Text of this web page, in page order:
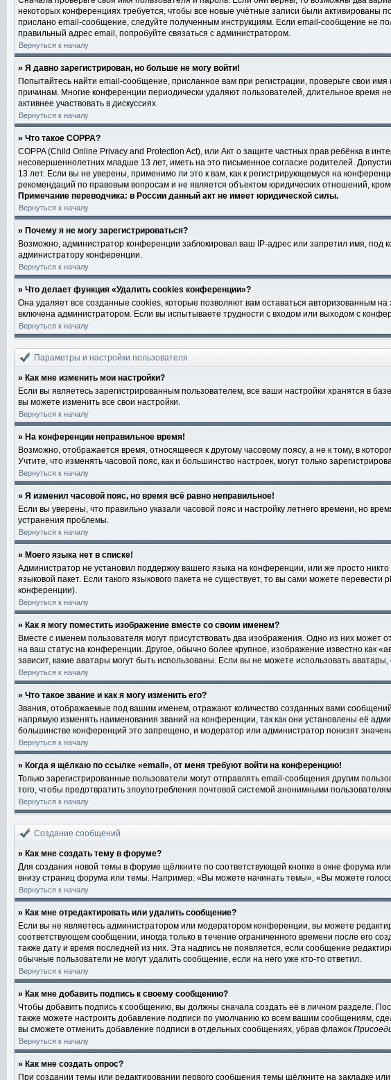
некоторых конференциях требуется, чтобы все новые учётные записи были активированы
прислано email-сообщение, следуйте полученным инструкциям. Если email-сообщение не
правильный адрес email, попробуйте связаться с администратором.
Вернуться к началу
» Я давно зарегистрирован, но больше не могу войти!
Попытайтесь найти email-сообщение, присланное вам при регистрации, проверьте свои
причинам. Многие конференции периодически удаляют пользователей, длительное время
активнее участвовать в дискуссиях.
Вернуться к началу
» Что такое COPPA?
COPPA (Child Online Privacy and Protection Act), или Акт о защите частных прав ребёнка в
несовершеннолетних младше 13 лет, иметь на это письменное согласие родителей.
13 лет. Если вы не уверены, применимо ли это к вам, как к регистрирующемуся на
рекомендаций по правовым вопросам и не является объектом юридических отношений,
Примечание переводчика: в России данный акт не имеет юридической силы.
Вернуться к началу
» Почему я не могу зарегистрироваться?
Возможно, администратор конференции заблокировал ваш IP-адрес или запретил имя, под
администратору конференции.
Вернуться к началу
» Что делает функция «Удалить cookies конференции»?
Она удаляет все созданные cookies, которые позволяют вам оставаться авторизованным
включена администратором. Если вы испытываете трудности с входом или выходом с
Вернуться к началу
Параметры и настройки пользователя
» Как мне изменить мои настройки?
Если вы являетесь зарегистрированным пользователем, все ваши настройки хранятся в
вы можете изменить все свои настройки.
Вернуться к началу
» На конференции неправильное время!
Возможно, отображается время, относящееся к другому часовому поясу, а не к тому, в
Учтите, что изменять часовой пояс, как и большинство настроек, могут только
Вернуться к началу
» Я изменил часовой пояс, но время всё равно неправильное!
Если вы уверены, что правильно указали часовой пояс и настройку летнего времени, но
устранения проблемы.
Вернуться к началу
» Моего языка нет в списке!
Администратор не установил поддержку вашего языка на конференции, или же просто
языковой пакет. Если такого языкового пакета не существует, то вы сами можете
конференции).
Вернуться к началу
» Как я могу поместить изображение вместе со своим именем?
Вместе с именем пользователя могут присутствовать два изображения. Одно из них может
на ваш статус на конференции. Другое, обычно более крупное, изображение известно как
зависит, какие аватары могут быть использованы. Если вы не можете использовать
Вернуться к началу
» Что такое звание и как я могу изменить его?
Звания, отображаемые под вашим именем, отражают количество созданных вами
напрямую изменять наименования званий на конференции, так как они установлены её
большинстве конференций это запрещено, и модератор или администратор понизят
Вернуться к началу
» Когда я щёлкаю по ссылке «email», от меня требуют войти на конференцию!
Только зарегистрированные пользователи могут отправлять email-сообщения другим
того, чтобы предотвратить злоупотребления почтовой системой анонимными
Вернуться к началу
Создание сообщений
» Как мне создать тему в форуме?
Для создания новой темы в форуме щёлкните по соответствующей кнопке в окне форума
внизу страниц форума или темы. Например: «Вы можете начинать темы», «Вы можете
Вернуться к началу
» Как мне отредактировать или удалить сообщение?
Если вы не являетесь администратором или модератором конференции, вы можете
соответствующем сообщении, иногда только в течение ограниченного времени после его
также дату и время последней из них. Эта надпись не появляется, если сообщение
обычные пользователи не могут удалить сообщение, если на него уже кто-то ответил.
Вернуться к началу
» Как мне добавить подпись к своему сообщению?
Чтобы добавить подпись к сообщению, вы должны сначала создать её в личном разделе.
также можете настроить добавление подписи по умолчанию ко всем вашим сообщениям,
вы сможете отменить добавление подписи в отдельных сообщениях, убрав флажок
Вернуться к началу
» Как мне создать опрос?
При создании темы или редактировании первого сообщения темы щёлкните на закладке